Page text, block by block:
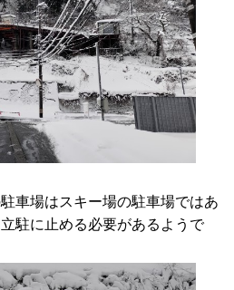
車場はスキー場の駐車場ではあ
駐に止める必要があるようで